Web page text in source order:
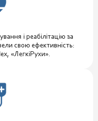
і реабілітацію за
свою ефективність:
«ЛегкіРухи».